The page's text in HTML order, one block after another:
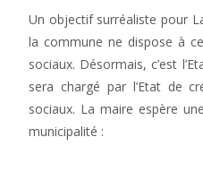
Un objectif surréaliste pour
la commune ne dispose à
sociaux. Désormais, c’est
sera chargé par l’Etat de
sociaux. La maire espère
municipalité :